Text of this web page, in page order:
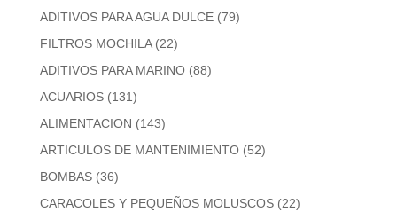
ADITIVOS PARA AGUA DULCE (79)
FILTROS MOCHILA (22)
ADITIVOS PARA MARINO (88)
ACUARIOS (131)
ALIMENTACION (143)
ARTICULOS DE MANTENIMIENTO (52)
BOMBAS (36)
CARACOLES Y PEQUEÑOS MOLUSCOS (22)